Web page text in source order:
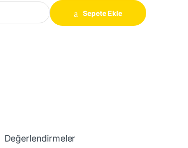
Kutu Profil 40x80x2mm quantity
Sepete Ekle
Değerlendirmeler